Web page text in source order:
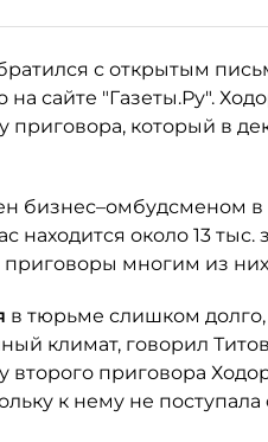
с открытым
сайте "Газеты.Ру".
который в
бизнес–омбудсменом в
находится около 13
приговоры многим из
в тюрьме слишком
климат, говорил
приговора
к нему не